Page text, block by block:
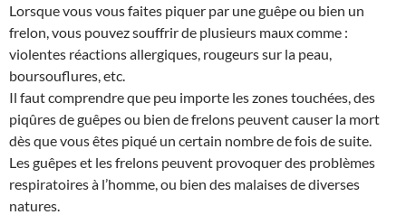
Lorsque vous vous faites piquer par une guêpe ou bien un
frelon, vous pouvez souffrir de plusieurs maux comme :
violentes réactions allergiques, rougeurs sur la peau,
boursouflures, etc.
Il faut comprendre que peu importe les zones touchées, des
piqûres de guêpes ou bien de frelons peuvent causer la mort
dès que vous êtes piqué un certain nombre de fois de suite.
Les guêpes et les frelons peuvent provoquer des problèmes
respiratoires à l’homme, ou bien des malaises de diverses
natures.